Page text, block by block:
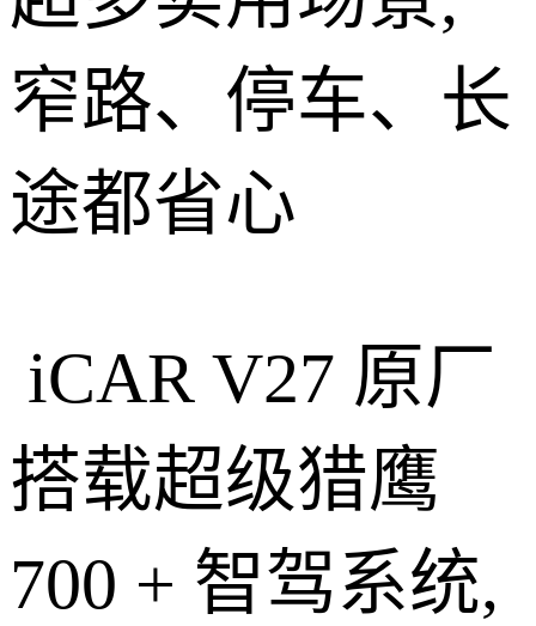
窄路、停车、长
途都省心
iCAR V27 原厂
搭载超级猎鹰
700 + 智驾系统,